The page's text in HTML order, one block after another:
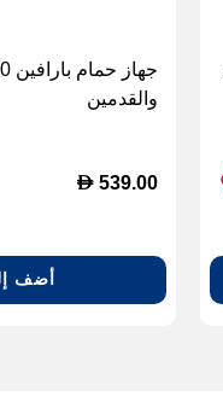
والقدمين
D 539.00
أضف